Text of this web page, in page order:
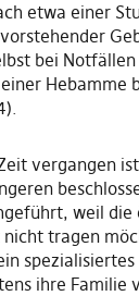
etwa einer
bei
Hebamme
vergangen
weil die
nicht tragen
spezialisiertes
ihre Familie